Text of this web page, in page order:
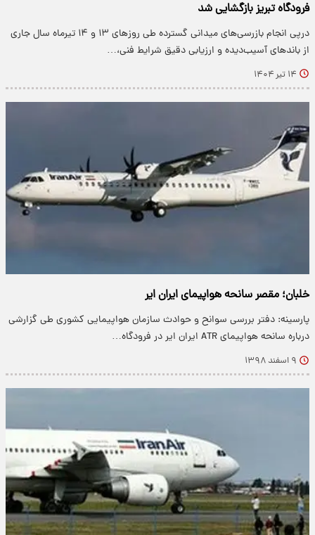
فرودگاه تبریز بازگشایی شد
درپی انجام بازرسی‌های میدانی گسترده طی روزهای ۱۳ و ۱۴ تیرماه سال جاری
از باندهای آسیب‌دیده و ارزیابی دقیق شرایط فنی،…
۱۴ تیر ۱۴۰۴
خلبان؛ مقصر سانحه هواپیمای ایران ایر
پارسینه: دفتر بررسی سوانح و حوادث سازمان هواپیمایی کشوری طی گزارشی
درباره سانحه هواپیمای ATR ایران ایر در فرودگاه…
۹ اسفند ۱۳۹۸